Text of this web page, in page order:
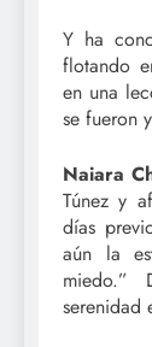
Y ha
flotando
en una
se fueron
Naiara
Túnez y
días
aún la
miedo.”
serenidad